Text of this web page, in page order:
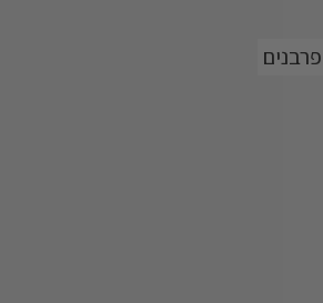
של העור,
ומקדמיה.
ומוסיף לו
את העור בחמימות